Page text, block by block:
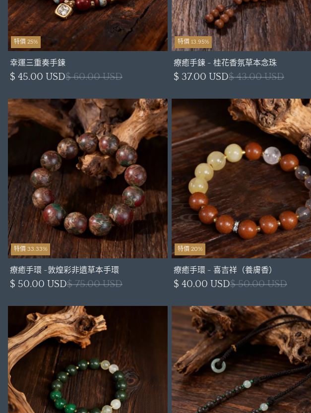
特價 25%
幸運三重奏手鍊
$ 45.00 USD$ 60.00 USD
特價 13.95%
療癒手鍊 - 桂花香氛草本念珠
$ 37.00 USD$ 43.00 USD
特價 33.33%
療癒手環 -敦煌彩非遺草本手環
$ 50.00 USD$ 75.00 USD
特價 20%
療癒手環 - 喜吉祥（養膚香）
$ 40.00 USD$ 50.00 USD